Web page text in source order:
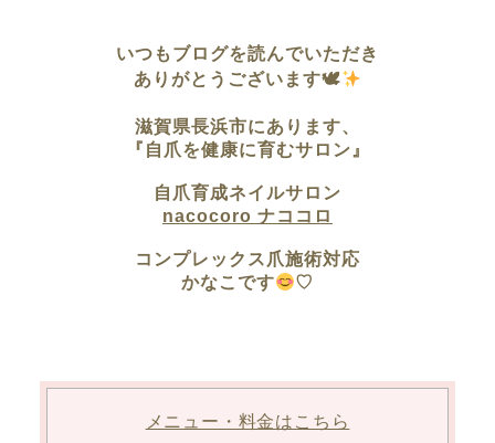
いつもブログを読んでいただき
ありがとうございます🕊
滋賀県長浜市にあります、
『自爪を健康に育むサロン』
自爪育成ネイルサロン
nacocoro ナココロ
コンプレックス爪施術対応
かなこです
♡
メニュー・料金はこちら